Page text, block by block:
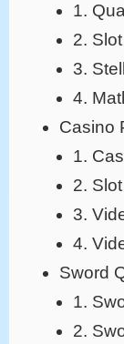
1.
2.
3.
4.
Casino
1.
2.
3.
4.
Sword
1.
2.